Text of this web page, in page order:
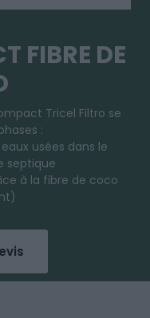
FIBRE DE
Tricel Filtro se
:
usées dans le
septique
à la fibre de coco